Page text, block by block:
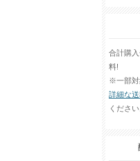
合計購
料!
※一部対
詳細な
ください